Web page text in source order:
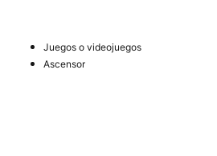
Juegos o videojuegos
Ascensor